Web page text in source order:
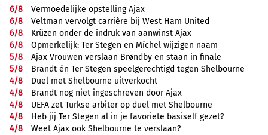
6/8
Vermoedelijke opstelling Ajax
6/8
Veltman vervolgt carrière bij West Ham United
6/8
Krüzen onder de indruk van aanwinst Ajax
6/8
Opmerkelijk: Ter Stegen en Míchel wijzigen naam
5/8
Ajax Vrouwen verslaan Brøndby en staan in finale
5/8
Brandt én Ter Stegen speelgerechtigd tegen Shelbourne
4/8
Duel met Shelbourne uitverkocht
4/8
Brandt nog niet ingeschreven door Ajax
4/8
UEFA zet Turkse arbiter op duel met Shelbourne
4/8
Heb jij Ter Stegen al in je favoriete basiself gezet?
4/8
Weet Ajax ook Shelbourne te verslaan?